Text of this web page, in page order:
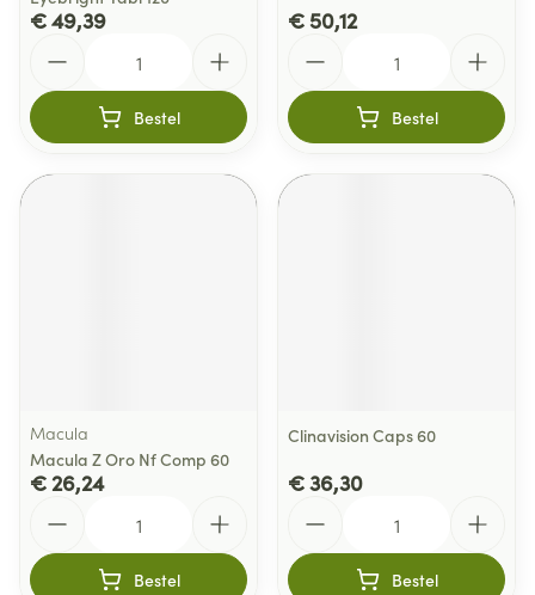
€ 49,39
Bestel
€ 50,12
Bestel
Macula
Macula Z Oro Nf Comp 60
€ 26,24
Bestel
Clinavision Caps 60
€ 36,30
Bestel